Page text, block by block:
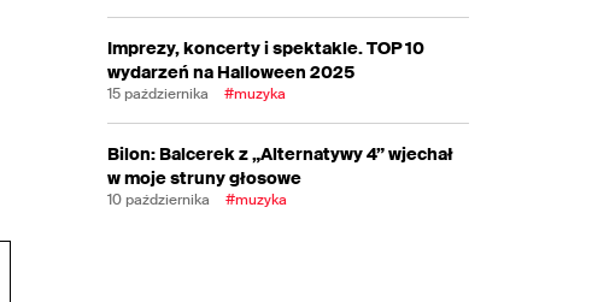
Imprezy, koncerty i spektakle. TOP 10
wydarzeń na Halloween 2025
15 października #muzyka
Bilon: Balcerek z „Alternatywy 4” wjechał
w moje struny głosowe
10 października #muzyka